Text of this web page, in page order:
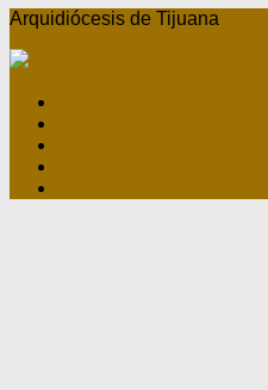
Arquidiócesis de Tijuana